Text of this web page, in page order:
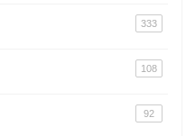
333
108
92